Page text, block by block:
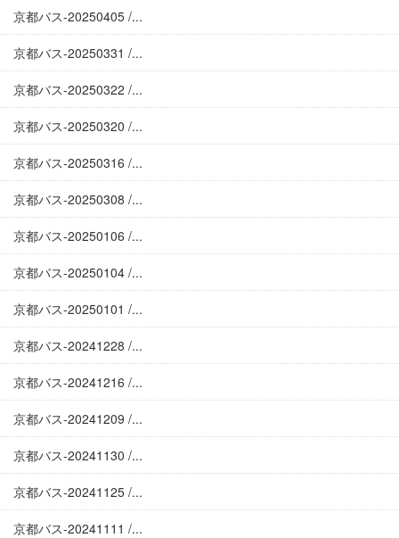
京都バス-20250405 /...
京都バス-20250331 /...
京都バス-20250322 /...
京都バス-20250320 /...
京都バス-20250316 /...
京都バス-20250308 /...
京都バス-20250106 /...
京都バス-20250104 /...
京都バス-20250101 /...
京都バス-20241228 /...
京都バス-20241216 /...
京都バス-20241209 /...
京都バス-20241130 /...
京都バス-20241125 /...
京都バス-20241111 /...